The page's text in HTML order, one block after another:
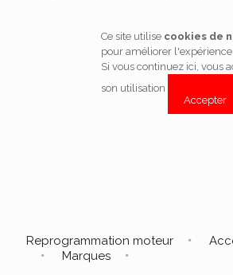
Ce site utilise cookies de
pour améliorer
Si vous continuez ici, vous
son utilisation
Accepter
Reprogrammation moteur
Marques